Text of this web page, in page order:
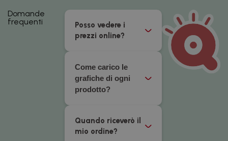
Domande
frequenti
Posso vedere i
prezzi online?
Come carico le
grafiche di ogni
prodotto?
Quando riceverò il
mio ordine?